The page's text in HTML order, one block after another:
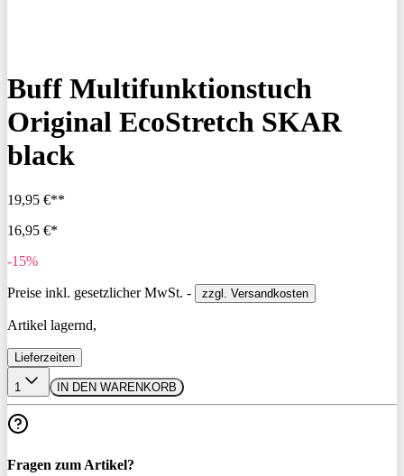
Buff Multifunktionstuch
Original EcoStretch SKAR
black
19,95 €**
16,95 €*
-15%
Preise inkl. gesetzlicher MwSt. - zzgl. Versandkosten
Artikel lagernd,
Lieferzeiten
1 IN DEN WARENKORB
Fragen zum Artikel?